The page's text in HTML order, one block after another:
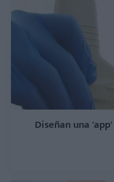
Diseñan una